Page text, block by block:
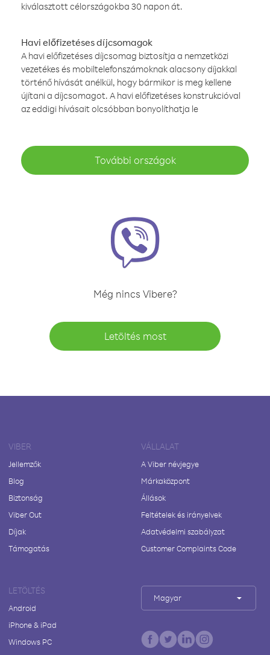
kiválasztott célországokba 30 napon át.
Havi előfizetéses díjcsomagok
A havi előfizetéses díjcsomag biztosítja a nemzetközi
vezetékes és mobiltelefonszámoknak alacsony díjakkal
történő hívását anélkül, hogy bármikor is meg kellene
újítani a díjcsomagot. A havi előfizetéses konstrukcióval
az eddigi hívásait olcsóbban bonyolíthatja le
További országok
Még nincs Vibere?
Letöltés most
VIBER
Jellemzők
Blog
Biztonság
Viber Out
Díjak
Támogatás
VÁLLALAT
A Viber névjegye
Márkaközpont
Állások
Feltételek és irányelvek
Adatvédelmi szabályzat
Customer Complaints Code
LETÖLTÉS
Android
iPhone & iPad
Windows PC
Magyar